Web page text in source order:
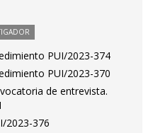
PUI/2023-374
PUI/2023-370
de entrevista.
2023-376